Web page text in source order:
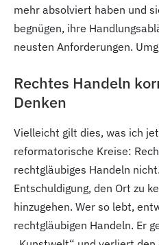
mehr absolviert haben und
begnügen, ihre
neusten Anforderungen.
Rechtes Handeln
Denken
Vielleicht gilt dies, was ich
reformatorische Kreise:
rechtgläubiges Handeln
Entschuldigung, den Ort zu
hinzugehen. Wer so lebt,
rechtgläubigen Handeln. Er